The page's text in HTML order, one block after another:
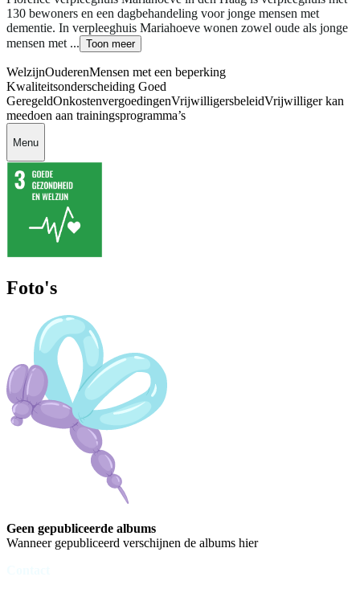
130 bewoners en een dagbehandeling voor jonge mensen met
dementie. In verpleeghuis Mariahoeve wonen zowel oude als jonge
mensen met ... Toon meer
WelzijnOuderenMensen met een beperking
Kwaliteitsonderscheiding Goed
GeregeldOnkostenvergoedingenVrijwilligersbeleidVrijwilliger kan
meedoen aan trainingsprogramma’s
Menu
Foto's
Geen gepubliceerde albums
Wanneer gepubliceerd verschijnen de albums hier